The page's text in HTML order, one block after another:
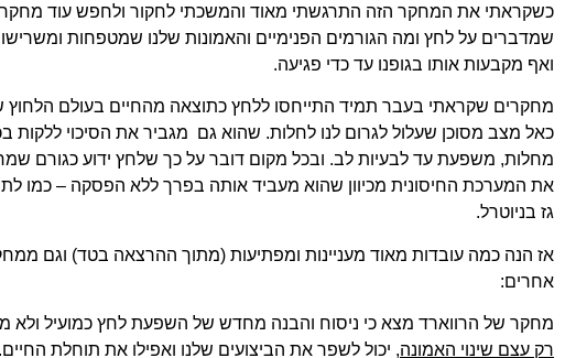
כשקראתי את המחקר הזה התרגשתי מאוד והמשכתי לחקור ולחפש עוד
שמדברים על לחץ ומה הגורמים הפנימיים והאמונות שלנו שמטפחות
ואף מקבעות אותו בגופנו עד כדי פגיעה.
מחקרים שקראתי בעבר תמיד התייחסו ללחץ כתוצאה מהחיים בעולם הלחוץ
כאל מצב מסוכן שעלול לגרום לנו לחלות. שהוא גם מגביר את הסיכוי ללקות
מחלות, משפעת עד לבעיות לב. ובכל מקום דובר על כך שלחץ ידוע כגורם
את המערכת החיסונית מכיוון שהוא מעביד אותה בפרך ללא הפסקה – כמו
גז בניוטרל.
אז הנה כמה עובדות מאוד מעניינות ומפתיעות (מתוך ההרצאה בטד) וגם
אחרים:
מחקר של הרווארד מצא כי ניסוח והבנה מחדש של השפעת לחץ כמועיל ולא
רק עצם שינוי האמונה, יכול לשפר את הביצועים שלנו ואפילו את תוחלת החיים.